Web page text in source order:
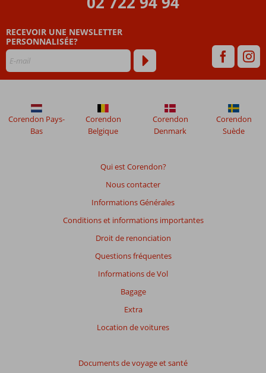
RECEVOIR UNE NEWSLETTER
PERSONNALISÉE?
Qui est Corendon?
Nous contacter
Informations Générales
Conditions et informations importantes
Droit de renonciation
Questions fréquentes
Informations de Vol
Bagage
Extra
Location de voitures
Documents de voyage et santé
Corendon Pays-
Bas
Corendon
Belgique
Corendon
Denmark
Corendon
Suède